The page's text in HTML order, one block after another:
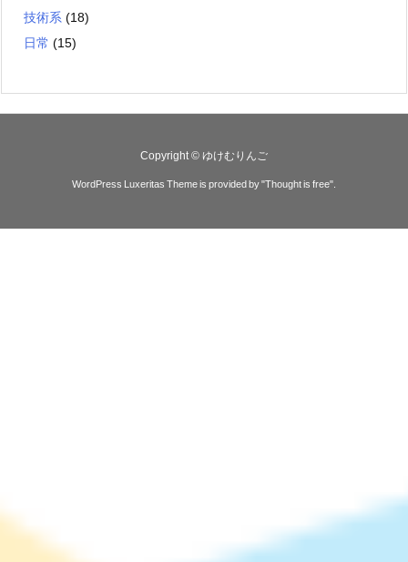
技術系 (18)
日常 (15)
Copyright © ゆけむりんご
WordPress Luxeritas Theme is provided by "Thought is free".